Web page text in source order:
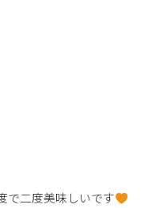
で二度美味しいです